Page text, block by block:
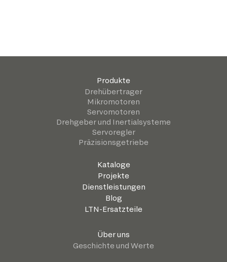
Produkte
Drehübertrager
Mikromotoren
Servomotoren
Drehgeber und Inertialsysteme
Servoregler
Präzisionsgetriebe
Kataloge
Projekte
Dienstleistungen
Blog
LTN-Ersatzteile
Über uns
Geschichte und Werte